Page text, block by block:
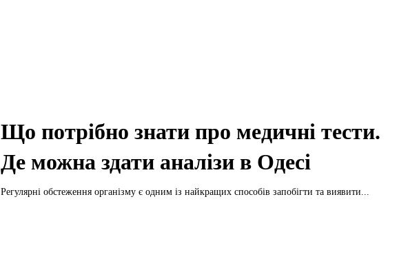
Що потрібно знати про медичні тести.
Де можна здати аналізи в Одесі
Регулярні обстеження організму є одним із найкращих способів запобігти та виявити...